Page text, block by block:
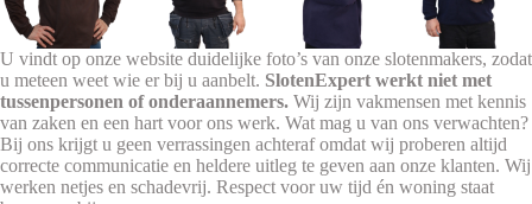
U vindt op onze website duidelijke foto’s van onze slotenmakers, zodat
u meteen weet wie er bij u aanbelt. SlotenExpert werkt niet met
tussenpersonen of onderaannemers. Wij zijn vakmensen met kennis
van zaken en een hart voor ons werk. Wat mag u van ons verwachten?
Bij ons krijgt u geen verrassingen achteraf omdat wij proberen altijd
correcte communicatie en heldere uitleg te geven aan onze klanten. Wij
werken netjes en schadevrij. Respect voor uw tijd én woning staat